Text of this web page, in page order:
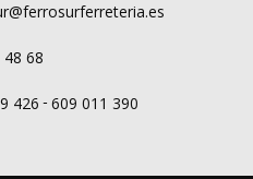
68
426 - 609 011 390